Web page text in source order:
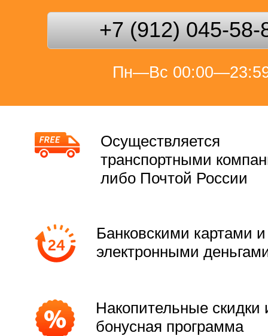
+7 (912) 045-58-
Пн—Вс
Осуществляется
транспортными
либо Почтой России
Банковскими картами и
электронными
Накопительные скидки
бонусная программа